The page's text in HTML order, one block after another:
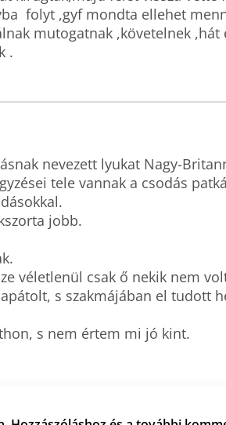
folyt ,gyf mondta ellehet
mutogatnak ,követelnek ,hát
.
nevezett lyukat Nagy-
tele vannak a csodás
jobb.
véletlenül csak ő nekik nem
s szakmájában el tudott
s nem értem mi jó kint.